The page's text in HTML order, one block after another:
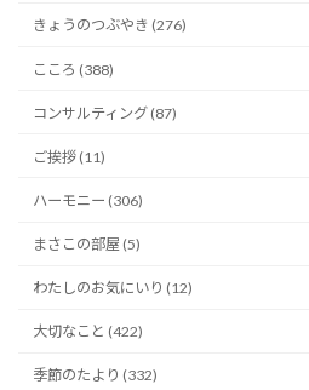
きょうのつぶやき (276)
こころ (388)
コンサルティング (87)
ご挨拶 (11)
ハーモニー (306)
まさこの部屋 (5)
わたしのお気にいり (12)
大切なこと (422)
季節のたより (332)